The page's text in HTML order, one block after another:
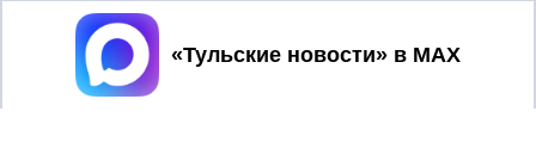
Принять